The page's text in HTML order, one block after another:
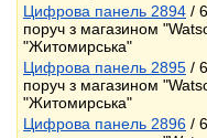
Цифрова панель 2894 /
поруч з магазином
"Житомирська"
Цифрова панель 2895 /
поруч з магазином
"Житомирська"
Цифрова панель 2896 /